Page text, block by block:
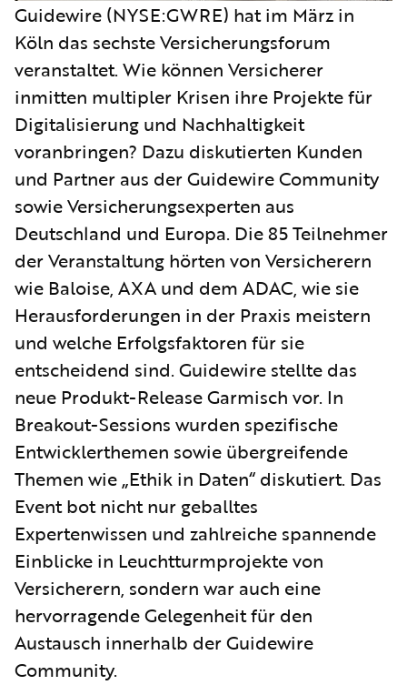
Guidewire (NYSE:GWRE) hat im März in
Köln das sechste Versicherungsforum
veranstaltet. Wie können Versicherer
inmitten multipler Krisen ihre Projekte für
Digitalisierung und Nachhaltigkeit
voranbringen? Dazu diskutierten Kunden
und Partner aus der Guidewire Community
sowie Versicherungsexperten aus
Deutschland und Europa. Die 85 Teilnehmer
der Veranstaltung hörten von Versicherern
wie Baloise, AXA und dem ADAC, wie sie
Herausforderungen in der Praxis meistern
und welche Erfolgsfaktoren für sie
entscheidend sind. Guidewire stellte das
neue Produkt-Release Garmisch vor. In
Breakout-Sessions wurden spezifische
Entwicklerthemen sowie übergreifende
Themen wie „Ethik in Daten“ diskutiert. Das
Event bot nicht nur geballtes
Expertenwissen und zahlreiche spannende
Einblicke in Leuchtturmprojekte von
Versicherern, sondern war auch eine
hervorragende Gelegenheit für den
Austausch innerhalb der Guidewire
Community.